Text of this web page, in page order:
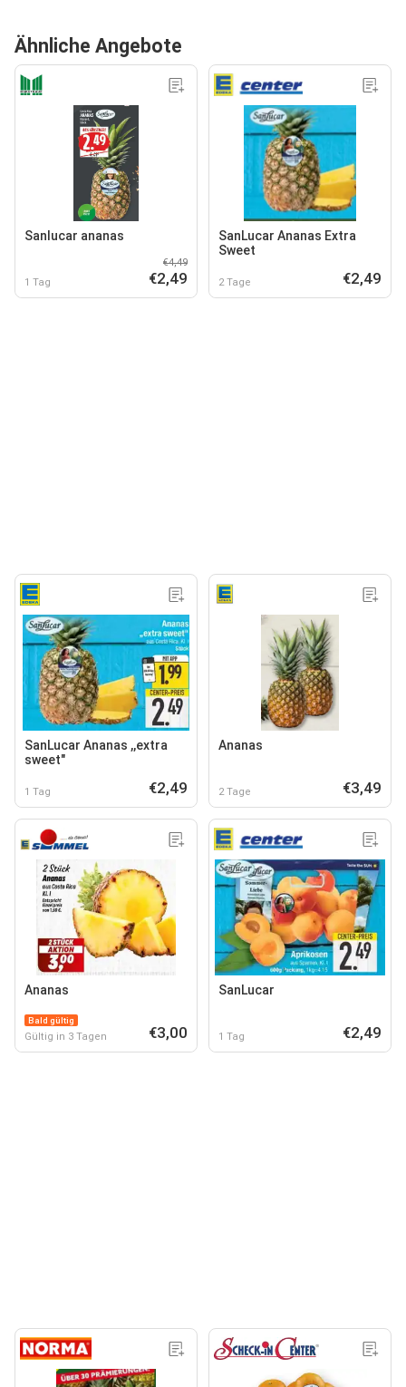
Ähnliche Angebote
Sanlucar ananas
1 Tag
€4,49
€2,49
SanLucar Ananas Extra
Sweet
2 Tage €2,49
SanLucar Ananas ,,extra
sweet"
1 Tag €2,49
Ananas
2 Tage €3,49
Ananas
Bald gültig
Gültig in 3 Tagen €3,00
SanLucar
1 Tag €2,49